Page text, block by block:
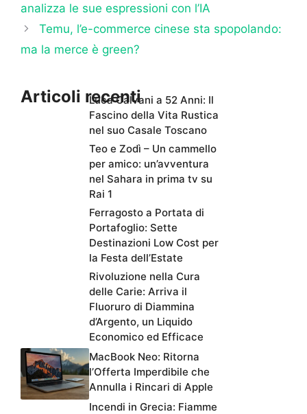
analizza le sue espressioni con l’IA
Temu, l’e-commerce cinese sta spopolando:
ma la merce è green?
Articoli recentiLuca Calvani a 52 Anni: Il
Fascino della Vita Rustica
nel suo Casale Toscano
Teo e Zodì – Un cammello
per amico: un’avventura
nel Sahara in prima tv su
Rai 1
Ferragosto a Portata di
Portafoglio: Sette
Destinazioni Low Cost per
la Festa dell’Estate
Rivoluzione nella Cura
delle Carie: Arriva il
Fluoruro di Diammina
d’Argento, un Liquido
Economico ed Efficace
MacBook Neo: Ritorna
l’Offerta Imperdibile che
Annulla i Rincari di Apple
Incendi in Grecia: Fiamme